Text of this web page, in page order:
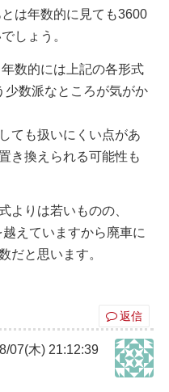
は年数的に見ても3600
しょう。
数的には上記の各形式
少数派なところが気がか
ても扱いにくい点があ
き換えられる可能性も
よりは若いものの、
えていますから廃車に
だと思います。
返信
07(木) 21:12:39